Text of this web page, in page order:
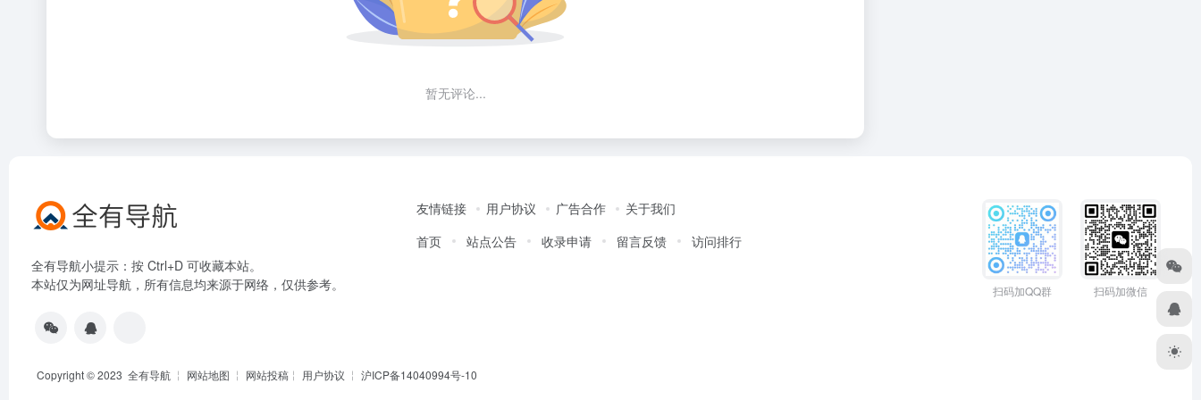
暂无评论...
全有导航小提示：按 Ctrl+D 可收藏本站。
本站仅为网址导航，所有信息均来源于网络，仅供参考。
友情链接 用户协议 广告合作
关于我们
首页
站点公告 收录申请 留言反馈 访问排行
扫码加QQ群 扫码加微信
Copyright © 2023 全有导航 ╎ 网站地图 ╎ 网站投稿 ╎ 用户协议 ╎ 沪ICP备14040994号-10